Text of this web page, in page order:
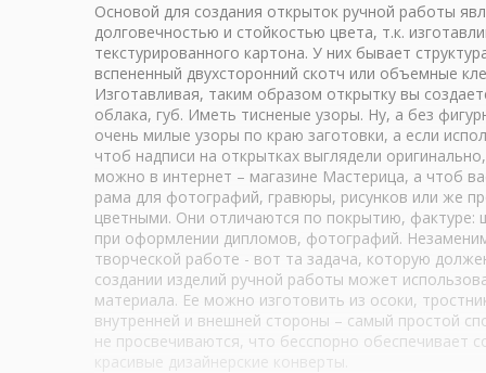
Основой для создания открыток ручной работы
долговечностью и стойкостью цвета, т.к.
текстурированного картона. У них бывает
вспененный двухсторонний скотч или объемные
Изготавливая, таким образом открытку вы
облака, губ. Иметь тисненые узоры. Ну, а без
очень милые узоры по краю заготовки, а если
чтоб надписи на открытках выглядели
можно в интернет – магазине Мастерица, а чтоб
рама для фотографий, гравюры, рисунков или же
цветными. Они отличаются по покрытию, фактуре:
при оформлении дипломов, фотографий.
творческой работе - вот та задача, которую
создании изделий ручной работы может
материала. Ее можно изготовить из осоки,
внутренней и внешней стороны – самый простой
не просвечиваются, что бесспорно обеспечивает
красивые дизайнерские конверты.